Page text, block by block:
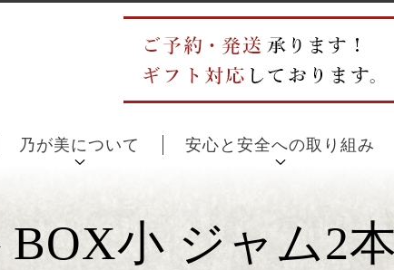
乃が美について 安心と安全への取り組み
小 ジャム2